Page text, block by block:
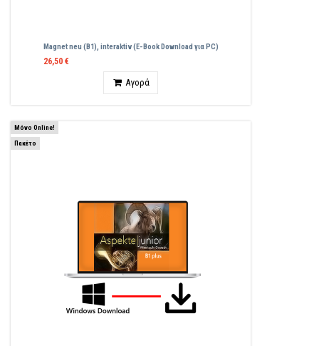
Magnet neu (B1), interaktiv (E-Book Download για PC)
26,50 €
Αγορά
Μόνο Online!
Πακέτο